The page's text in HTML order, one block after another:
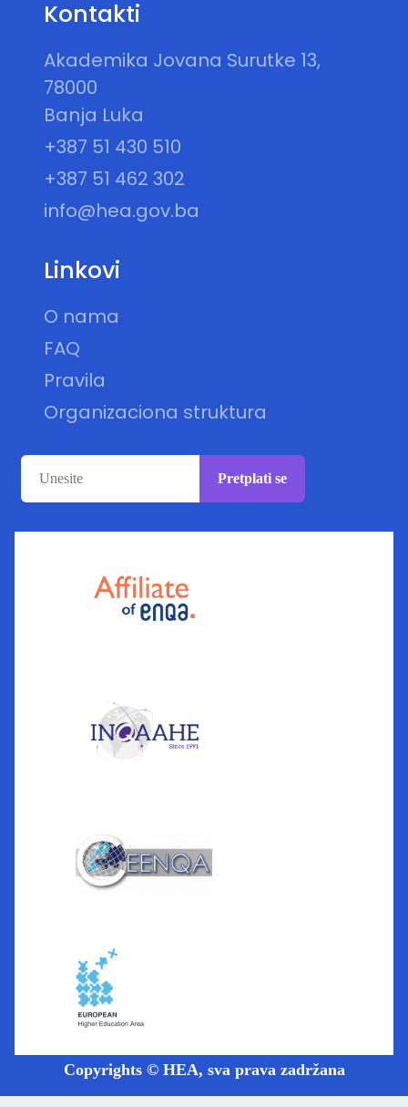
Kontakti
Akademika Jovana Surutke 13,
78000
Banja Luka
+387 51 430 510
+387 51 462 302
info@hea.gov.ba
Linkovi
O nama
FAQ
Pravila
Organizaciona struktura
Pretplati se
Copyrights © HEA, sva prava zadržana